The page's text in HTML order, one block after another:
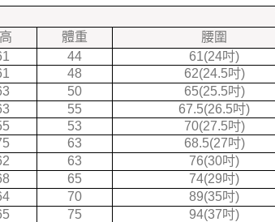
體重 腰圍
44 61(24吋)
48 62(24.5吋)
50 65(25.5吋)
55 67.5(26.5吋)
53 70(27.5吋)
63 68.5(27吋)
63 76(30吋)
65 74(29吋)
70 89(35吋)
75 94(37吋)